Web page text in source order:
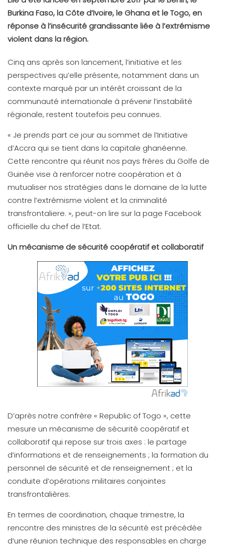
Burkina Faso, la Côte d’Ivoire, le Ghana et le Togo, en
réponse à l’insécurité grandissante liée à l’extrémisme
violent dans la région.
Cinq ans après son lancement, l’initiative et les
perspectives qu’elle présente, notamment dans un
contexte marqué par un intérêt croissant de la
communauté internationale à prévenir l’instabilité
régionale, restent toutefois peu connues.
« Je prends part ce jour au sommet de l’Initiative
d’Accra qui se tient dans la capitale ghanéenne.
Cette rencontre qui réunit nos pays frères du Golfe de
Guinée vise à renforcer notre coopération et à
mutualiser nos stratégies dans le domaine de la lutte
contre l’extrémisme violent et la criminalité
transfrontaliere. », peut-on lire sur la page Facebook
officielle du chef de l’Etat.
Un mécanisme de sécurité coopératif et collaboratif
D’après notre confrère « Republic of Togo », cette
mesure un mécanisme de sécurité coopératif et
collaboratif qui repose sur trois axes : le partage
d’informations et de renseignements ; la formation du
personnel de sécurité et de renseignement ; et la
conduite d’opérations militaires conjointes
transfrontalières.
En termes de coordination, chaque trimestre, la
rencontre des ministres de la sécurité est précédée
d’une réunion technique des responsables en charge